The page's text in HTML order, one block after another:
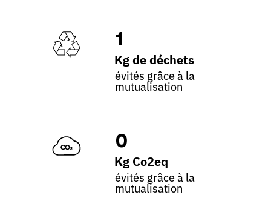
1
Kg de déchets
évités grâce à la
mutualisation
0
Kg Co2eq
évités grâce à la
mutualisation